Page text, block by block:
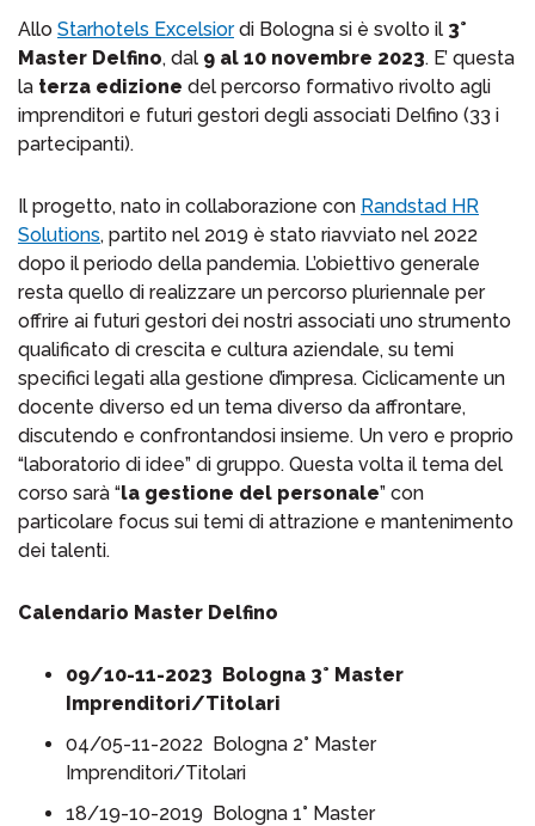
Allo Starhotels Excelsiordi Bologna si è svolto il 3°
Master Delfino, dal 9 al 10 novembre 2023. E’ questa
la terza edizione del percorso formativo rivolto agli
imprenditori e futuri gestori degli associati Delfino (33 i
partecipanti).
Il progetto, nato in collaborazione con Randstad HR
Solutions, partito nel 2019 è stato riavviato nel 2022
dopo il periodo della pandemia. L’obiettivo generale
resta quello di realizzare un percorso pluriennale per
offrire ai futuri gestori dei nostri associati uno strumento
qualificato di crescita e cultura aziendale, su temi
specifici legati alla gestione d’impresa. Ciclicamente un
docente diverso ed un tema diverso da affrontare,
discutendo e confrontandosi insieme. Un vero e proprio
“laboratorio di idee” di gruppo. Questa volta il tema del
corso sarà “la gestione del personale” con
particolare focus sui temi di attrazione e mantenimento
dei talenti.
Calendario Master Delfino
09/10-11-2023 Bologna 3° Master
Imprenditori/Titolari
04/05-11-2022 Bologna 2° Master
Imprenditori/Titolari
18/19-10-2019 Bologna 1° Master